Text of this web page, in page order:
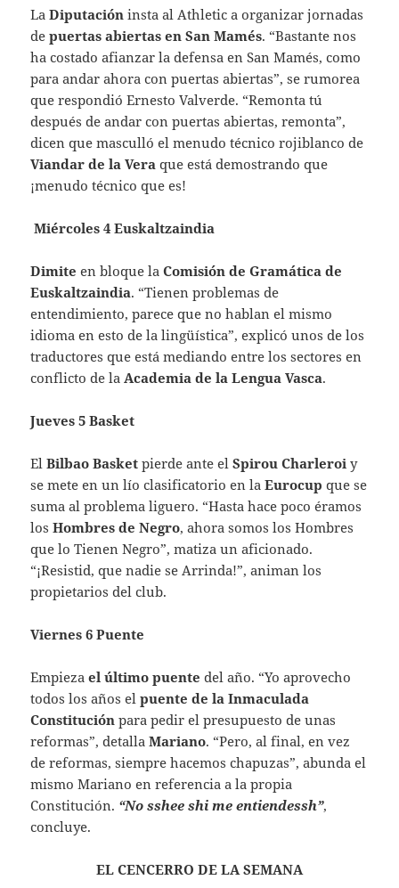
La Diputación insta al Athletic a organizar jornadas
de puertas abiertas en San Mamés. “Bastante nos
ha costado afianzar la defensa en San Mamés, como
para andar ahora con puertas abiertas”, se rumorea
que respondió Ernesto Valverde. “Remonta tú
después de andar con puertas abiertas, remonta”,
dicen que masculló el menudo técnico rojiblanco de
Viandar de la Vera que está demostrando que
¡menudo técnico que es!
Miércoles 4 Euskaltzaindia
Dimiteen bloque laComisión de Gramática de
Euskaltzaindia. “Tienen problemas de
entendimiento, parece que no hablan el mismo
idioma en esto de la lingüística”, explicó unos de los
traductores que está mediando entre los sectores en
conflicto de la Academia de la Lengua Vasca.
Jueves 5 Basket
ElBilbao Basket pierde ante elSpirou Charleroiy
se mete en un lío clasificatorio en laEurocup que se
suma al problema liguero. “Hasta hace poco éramos
losHombres de Negro, ahora somos los Hombres
que lo Tienen Negro”, matiza un aficionado.
“¡Resistid, que nadie se Arrinda!”, animan los
propietarios del club.
Viernes 6 Puente
Empieza el último puente del año. “Yo aprovecho
todos los años elpuente de la Inmaculada
Constitución para pedir el presupuesto de unas
reformas”, detallaMariano. “Pero, al final, en vez
de reformas, siempre hacemos chapuzas”, abunda el
mismo Mariano en referencia a la propia
Constitución. “No sshee shi me entiendessh”,
concluye.
EL CENCERRO DE LA SEMANA